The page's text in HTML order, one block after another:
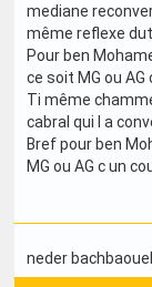
mediane
même reflexe
Pour ben
ce soit MG ou
Ti même
cabral qui l a
Bref pour ben
MG ou AG c un
neder